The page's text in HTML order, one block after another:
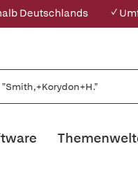
Deutschlands ✓